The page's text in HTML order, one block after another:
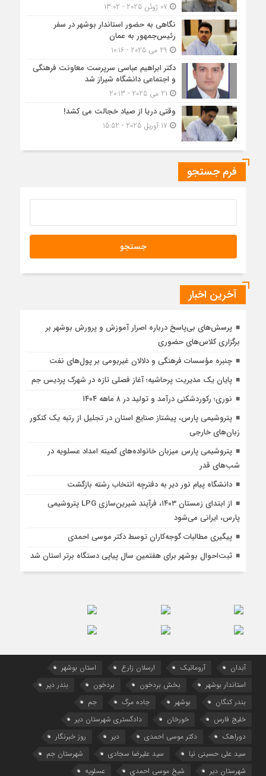
نگاهی به حضور استاندار بوشهر در سفر
رئیس‌جمهور به عمان
دکتر ابراهیم عباسی سرپرست معاونت فرهنگی
و اجتماعی دانشگاه شیراز شد
وقتی دریا از صیاد خجالت می کشد!
فرم جستجو
آخرین اخبار
پرسش‌های بی‌پاسخ درباره اصرار آموزش و پرورش بوشهر بر
برگزاری کلاس‌های حضوری
چنبره مؤسسات فرهنگی و دلالان غیربومی بر پول‌های نفت
پایان یک مدیریت پرحاشیه؛ آغاز فصلی تازه در شهرک پردیس جم
نوری؛ رکوردشکنی درآمد و تولید در ۸ ماهه ۱۴۰۴
پتروشیمی پارس، پیشتاز صنایع استان در تجلیل از رتبه یک کنکور
زبان‌های خارجی
پتروشیمی پارس میزبان خانواده‌های کمیته امداد عسلویه در
شب‌های قدر
دانشگاه پیام نور دیر به دفترچه انتخاب رشته بازگشت
از ابتدای زمستان ۱۴۰۳، فرآیند شیرین‌سازی LPG پتروشیمی
پارس، ایرانی می‌شود
پیگیری مطالبات گوجه‌کاران توسط دکتر موسی احمدی
ثبت‌احوال بوشهر برای هفتمین سال پیاپی دستگاه برتر استان شد
آبدان آروماتیک ارسلان زارع
استان بوشهر
استاندار بوشهر
بخش بردخون بردخون
بندر دیر
بندر کنگان
بوشهر جاده مرگ
جم
خلیج فارس
خورخان
دادگستری شهرستان دیر
دوراهک
دکتر موسی احمدی دیر
روز خبرنگار
سید علی حسینی نیا
سید علیرضا سجادی
شهرستان جم
شهرستان دیر
شیخ موسی احمدی عسلویه